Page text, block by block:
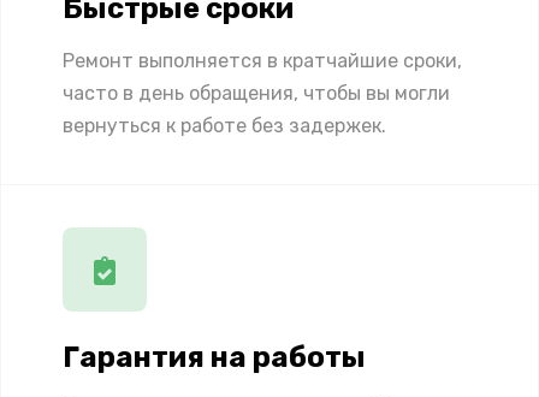
Быстрые сроки
Ремонт выполняется в кратчайшие сроки,
часто в день обращения, чтобы вы могли
вернуться к работе без задержек.
Гарантия на работы